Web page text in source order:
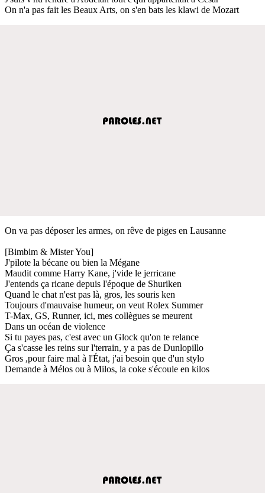
On n'a pas fait les Beaux Arts, on s'en bats les klawi de Mozart
On va pas déposer les armes, on rêve de piges en Lausanne
[Bimbim & Mister You]
J'pilote la bécane ou bien la Mégane
Maudit comme Harry Kane, j'vide le jerricane
J'entends ça ricane depuis l'époque de Shuriken
Quand le chat n'est pas là, gros, les souris ken
Toujours d'mauvaise humeur, on veut Rolex Summer
T-Max, GS, Runner, ici, mes collègues se meurent
Dans un océan de violence
Si tu payes pas, c'est avec un Glock qu'on te relance
Ça s'casse les reins sur l'terrain, y a pas de Dunlopillo
Gros ,pour faire mal à l'État, j'ai besoin que d'un stylo
Demande à Mélos ou à Milos, la coke s'écoule en kilos